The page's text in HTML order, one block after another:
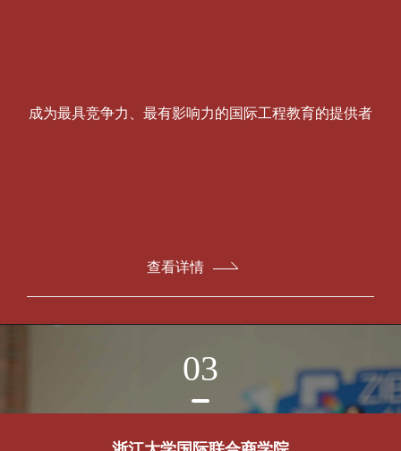
成为最具竞争力、最有影响力的国际工程教育的提供者
查看详情
03